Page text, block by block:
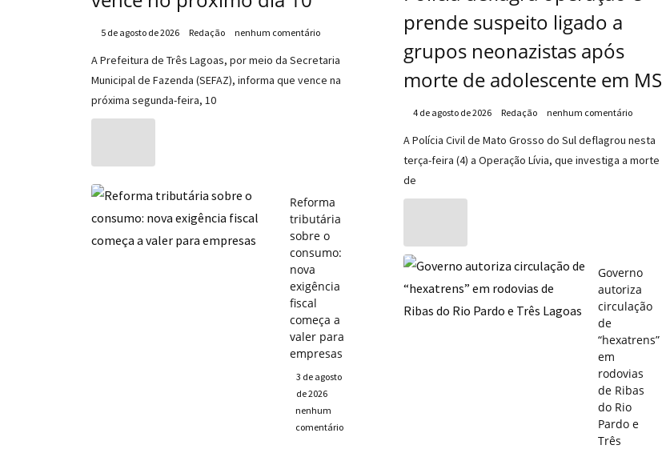
5 de agosto de 2026 Redação nenhum comentário
A Prefeitura de Três Lagoas, por meio da Secretaria
Municipal de Fazenda (SEFAZ), informa que vence na
próxima segunda-feira, 10
Reforma
tributária
sobre o
consumo:
nova
exigência
fiscal
começa a
valer para
empresas
3 de agosto
de 2026
nenhum
comentário
prende suspeito ligado a
grupos neonazistas após
morte de adolescente em MS
4 de agosto de 2026 Redação nenhum comentário
A Polícia Civil de Mato Grosso do Sul deflagrou nesta
terça-feira (4) a Operação Lívia, que investiga a morte
de
Governo
autoriza
circulação
de
“hexatrens”
em
rodovias
de Ribas
do Rio
Pardo e
Três